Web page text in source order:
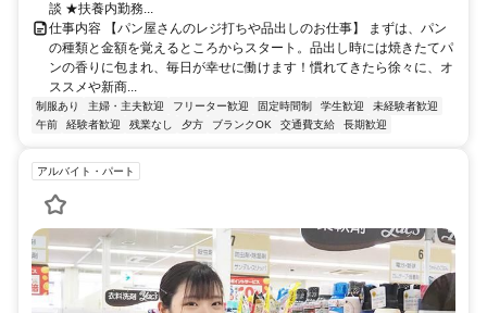
談 ★扶養内勤務...
仕事内容 【パン屋さんのレジ打ちや品出しのお仕事】 まずは、パン
の種類と金額を覚えるところからスタート。品出し時には焼きたてパ
ンの香りに包まれ、毎日が幸せに働けます！慣れてきたら徐々に、オ
ススメや新商...
制服あり 主婦・主夫歓迎 フリーター歓迎 固定時間制 学生歓迎
未経験者歓迎
午前
経験者歓迎 残業なし 夕方 ブランクOK 交通費支給 長期歓迎
アルバイト・パート